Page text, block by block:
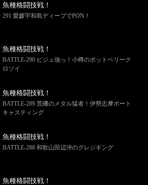
魚種格闘技戦！
291 愛媛宇和島ディープでPON！
魚種格闘技戦！
BATTLE-290 ビジュ強っ！小樽のポットベリーク
ロソイ
魚種格闘技戦！
BATTLE-289 荒磯のメタル猛者！伊勢志摩ボート
キャスティング
魚種格闘技戦！
BATTLE-288 和歌山田辺沖のグレジギング
魚種格闘技戦！